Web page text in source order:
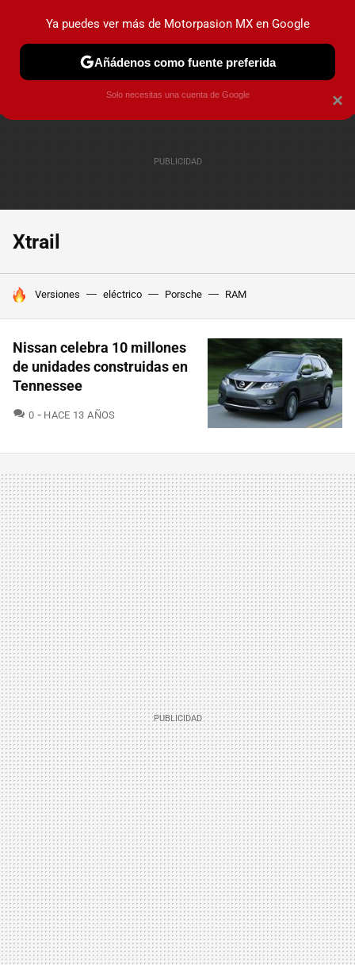
PRUEBAS INDUSTRIA HOY NO CIRCULA
Xtrail
HOY SE HABLA DE
Versiones eléctrico Porsche RAM
Nissan celebra 10 millones
de unidades construidas en
Tennessee
0 COMENTARIOS
HACE 13 AÑOS
×
Ya puedes ver más de Motorpasion MX en Google
Añádenos como fuente preferida
Solo necesitas una cuenta de Google